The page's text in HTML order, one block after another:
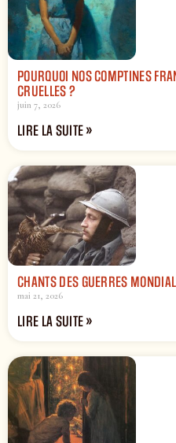
POURQUOI NOS COMPTINES
CRUELLES ?
juin 7, 2026
LIRE LA SUITE »
CHANTS DES GUERRES
mai 21, 2026
LIRE LA SUITE »